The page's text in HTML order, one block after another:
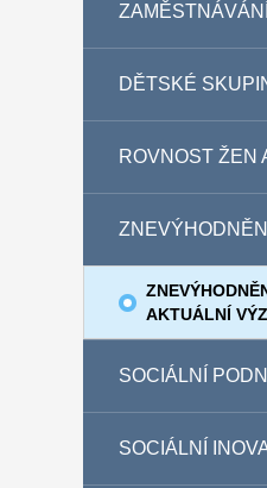
DĚTSKÉ
ROVNOST ŽEN
AKTUÁLNÍ
SOCIÁLNÍ
SOCIÁLNÍ